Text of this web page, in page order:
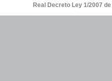
Real Decreto Ley 1/2007